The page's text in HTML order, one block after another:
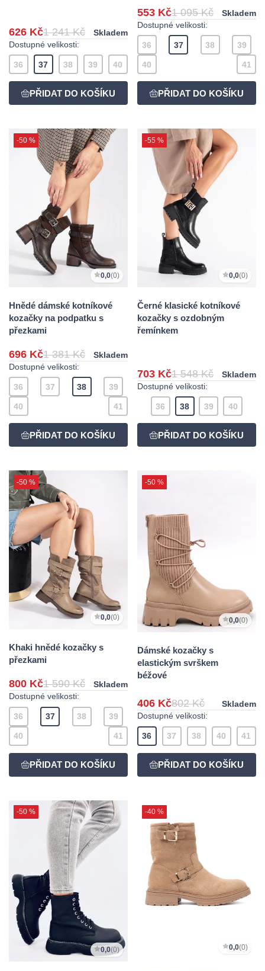
626 Kč1 241 Kč
Skladem
Dostupné velikosti:
36 37 38 39 40
553 Kč1 095 Kč
Skladem
Dostupné velikosti:
36 37 38 39
40 41
-50 %
0,0(0)
Hnědé dámské kotníkové
kozačky na podpatku s
přezkami
696 Kč1 381 Kč
Skladem
Dostupné velikosti:
36 37 38 39
40 41
-55 %
0,0(0)
Černé klasické kotníkové
kozačky s ozdobným
řemínkem
703 Kč1 548 Kč
Skladem
Dostupné velikosti:
36 38 39 40
-50 %
0,0(0)
Khaki hnědé kozačky s
přezkami
800 Kč1 590 Kč
Skladem
Dostupné velikosti:
36 37 38 39
40 41
-50 %
0,0(0)
Dámské kozačky s
elastickým svrškem
béžové
406 Kč802 Kč
Skladem
Dostupné velikosti:
36 37 38 40 41
-50 %
0,0(0)
-40 %
0,0(0)